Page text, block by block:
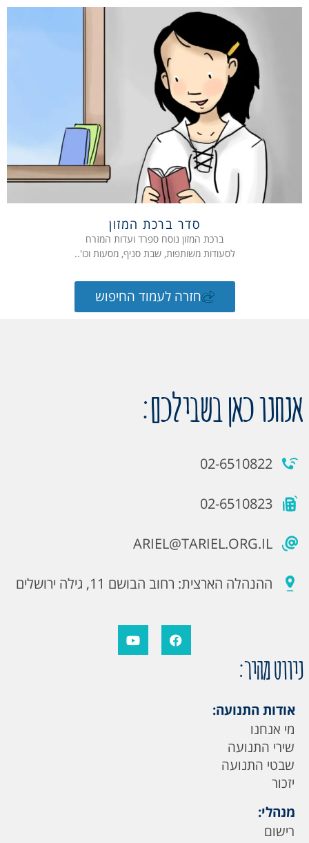
סדר ברכת המזון
ברכת המזון נוסח ספרד ועדות המזרח
לסעודות משותפות, שבת סניף, מסעות וכו'..
חזרה לעמוד החיפוש
אנחנו כאן בשבילכם:
02-6510822
02-6510823
ARIEL@TARIEL.ORG.IL
ההנהלה הארצית: רחוב הבושם 11, גילה ירושלים
ניווט מהיר:
אודות התנועה:
מי אנחנו
שירי התנועה
שבטי התנועה
יזכור
מנהלי:
רישום